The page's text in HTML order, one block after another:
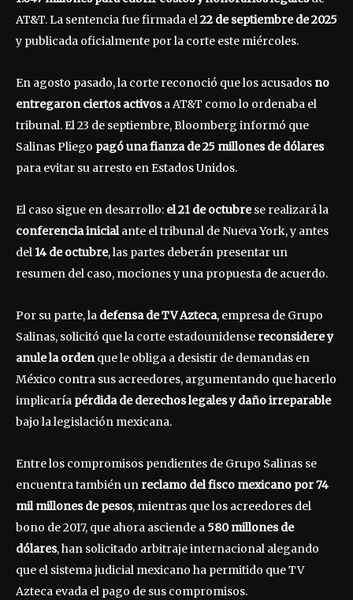
AT&T. La sentencia fue firmada el22 de septiembre de 2025
y publicada oficialmente por la corte este miércoles.
En agosto pasado, la corte reconoció que los acusados no
entregaron ciertos activosa AT&T como lo ordenaba el
tribunal. El 23 de septiembre, Bloomberg informó que
Salinas Pliego pagó una fianza de 25 millones de dólares
para evitar su arresto en Estados Unidos.
El caso sigue en desarrollo: el 21 de octubrese realizará la
conferencia inicialante el tribunal de Nueva York, y antes
del 14 de octubre, las partes deberán presentar un
resumen del caso, mociones y una propuesta de acuerdo.
Por su parte, la defensa de TV Azteca, empresa de Grupo
Salinas, solicitó que la corte estadounidense reconsidere y
anule la ordenque le obliga a desistir de demandas en
México contra sus acreedores, argumentando que hacerlo
implicaría pérdida de derechos legales y daño irreparable
bajo la legislación mexicana.
Entre los compromisos pendientes de Grupo Salinas se
encuentra también un reclamo del fisco mexicano por 74
mil millones de pesos, mientras que los acreedores del
bono de 2017, que ahora asciende a 580 millones de
dólares, han solicitado arbitraje internacional alegando
que el sistema judicial mexicano ha permitido que TV
Azteca evada el pago de sus compromisos.